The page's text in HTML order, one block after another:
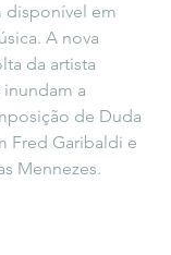
em
A nova
da artista
a
de Duda
Fred Garibaldi e
Mennezes.